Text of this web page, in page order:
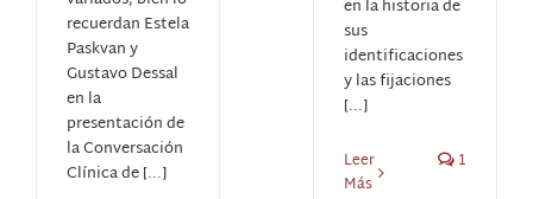
recuerdan Estela
Paskvan y
Gustavo Dessal
en la
presentación de
la Conversación
Clínica de [...]
en la historia de
sus
identificaciones
y las fijaciones
[...]
Leer
Más
1